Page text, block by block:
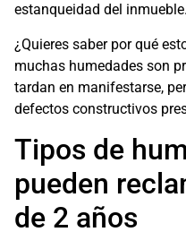
estanqueidad del inmueble.
¿Quieres saber por qué
muchas humedades son
tardan en manifestarse,
defectos constructivos
Tipos de
pueden
de 2 años